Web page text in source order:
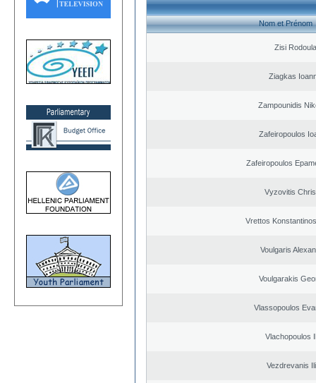
Nom et Prénom
Zisi Rodoula
Ziagkas
Zampounidis
Zafeiropoulos
Zafeiropoulos
Vyzovitis
Vrettos
Voulgaris
Voulgarakis
Vlassopoulos
Vlachopoulos
Vezdrevanis